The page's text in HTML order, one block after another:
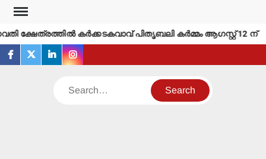
Skip
contentക്ഷേത്രത്തില്‍ കര്‍ക്കടകവാവ് പിതൃബലി കര്‍മ്മം ആഗസ്റ്റ് 12 ന്
facebook
twitterlinkedininstagram
Search